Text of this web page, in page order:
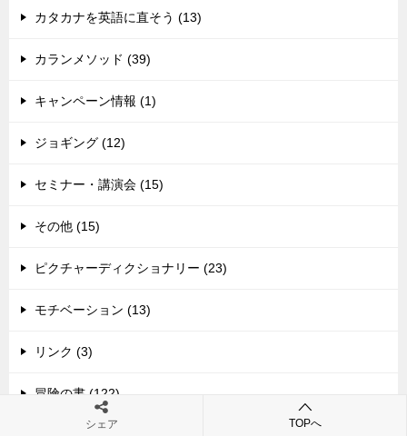
カタカナを英語に直そう (13)
カランメソッド (39)
キャンペーン情報 (1)
ジョギング (12)
セミナー・講演会 (15)
その他 (15)
ピクチャーディクショナリー (23)
モチベーション (13)
リンク (3)
冒険の書 (122)
シェア TOPへ